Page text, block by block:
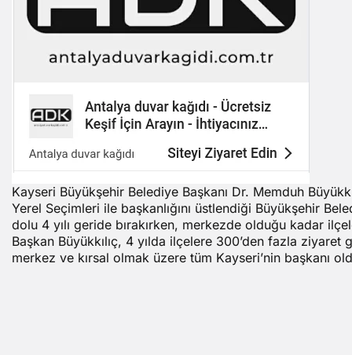
Kayseri Büyükşehir Belediye Başkanı Dr. Memduh
Yerel Seçimleri ile başkanlığını üstlendiği Büyükşehir
dolu 4 yılı geride bırakırken, merkezde olduğu kadar
Başkan Büyükkılıç, 4 yılda ilçelere 300’den fazla ziyaret
merkez ve kırsal olmak üzere tüm Kayseri’nin başkanı